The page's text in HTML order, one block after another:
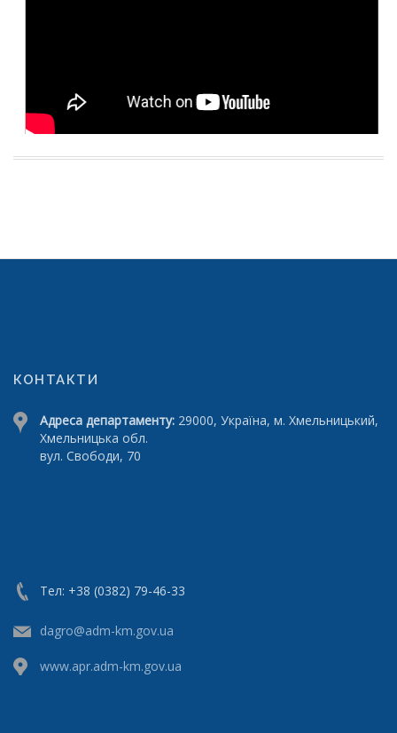
КОНТАКТИ
Адреса департаменту: 29000, Україна, м. Хмельницький,
Хмельницька обл.
вул. Свободи, 70
Тел: +38 (0382) 79-46-33
dagro@adm-km.gov.ua
www.apr.adm-km.gov.ua